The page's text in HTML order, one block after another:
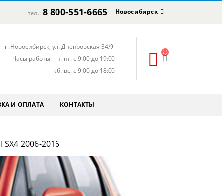
тел.: 8 800-551-6665 Новосибирск
г. Новосибирск, ул. Днепровская 34/9
Часы работы: пн.-пт. с 9:00 до 19:00
сб.-вс. с 9:00 до 18:00
И ОПЛАТА КОНТАКТЫ
2006-2016